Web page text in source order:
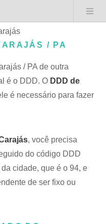
/ PA
/ PA de outra
é o DDD. O DDD de
é necessário para fazer
, você precisa
do código DDD
cidade, que é o 94, e
de ser fixo ou